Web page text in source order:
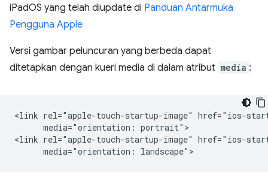
iPadOS yang telah diupdate di Panduan Antarmuka
Pengguna Apple
Versi gambar peluncuran yang berbeda dapat
ditetapkan dengan kueri media di dalam atribut media :
<link rel="apple-touch-startup-image" href="ios-
      media="orientation: portrait">
<link rel="apple-touch-startup-image" href="ios-